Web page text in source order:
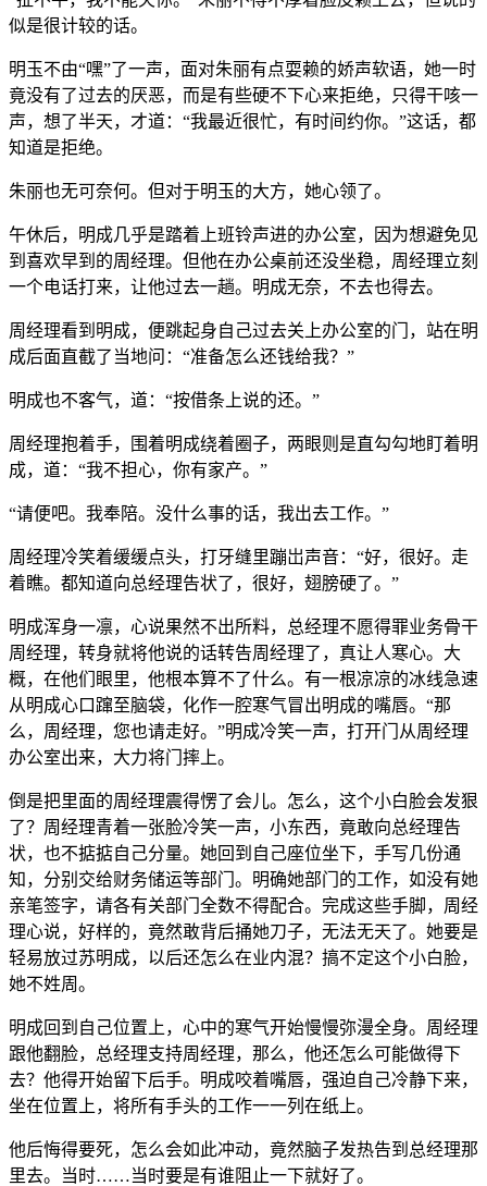
似是很计较的话。
明玉不由“嘿”了一声，面对朱丽有点耍赖的娇声软语，她一时
竟没有了过去的厌恶，而是有些硬不下心来拒绝，只得干咳一
声，想了半天，才道：“我最近很忙，有时间约你。”这话，都
知道是拒绝。
朱丽也无可奈何。但对于明玉的大方，她心领了。
午休后，明成几乎是踏着上班铃声进的办公室，因为想避免见
到喜欢早到的周经理。但他在办公桌前还没坐稳，周经理立刻
一个电话打来，让他过去一趟。明成无奈，不去也得去。
周经理看到明成，便跳起身自己过去关上办公室的门，站在明
成后面直截了当地问：“准备怎么还钱给我？”
明成也不客气，道：“按借条上说的还。”
周经理抱着手，围着明成绕着圈子，两眼则是直勾勾地盯着明
成，道：“我不担心，你有家产。”
“请便吧。我奉陪。没什么事的话，我出去工作。”
周经理冷笑着缓缓点头，打牙缝里蹦岀声音：“好，很好。走
着瞧。都知道向总经理告状了，很好，翅膀硬了。”
明成浑身一凛，心说果然不出所料，总经理不愿得罪业务骨干
周经理，转身就将他说的话转告周经理了，真让人寒心。大
概，在他们眼里，他根本算不了什么。有一根凉凉的冰线急速
从明成心口蹿至脑袋，化作一腔寒气冒出明成的嘴唇。“那
么，周经理，您也请走好。”明成冷笑一声，打开门从周经理
办公室出来，大力将门摔上。
倒是把里面的周经理震得愣了会儿。怎么，这个小白脸会发狠
了？周经理青着一张脸冷笑一声，小东西，竟敢向总经理告
状，也不掂掂自己分量。她回到自己座位坐下，手写几份通
知，分别交给财务储运等部门。明确她部门的工作，如没有她
亲笔签字，请各有关部门全数不得配合。完成这些手脚，周经
理心说，好样的，竟然敢背后捅她刀子，无法无天了。她要是
轻易放过苏明成，以后还怎么在业内混？搞不定这个小白脸，
她不姓周。
明成回到自己位置上，心中的寒气开始慢慢弥漫全身。周经理
跟他翻脸，总经理支持周经理，那么，他还怎么可能做得下
去？他得开始留下后手。明成咬着嘴唇，强迫自己冷静下来，
坐在位置上，将所有手头的工作一一列在纸上。
他后悔得要死，怎么会如此冲动，竟然脑子发热告到总经理那
里去。当时……当时要是有谁阻止一下就好了。